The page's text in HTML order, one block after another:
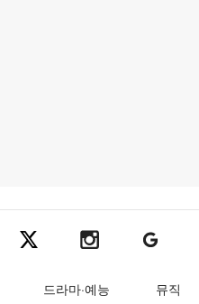
페이스북
텐아시아 엑스텐아시아 인스타그램
텐아시아
드라마·예능 뮤직